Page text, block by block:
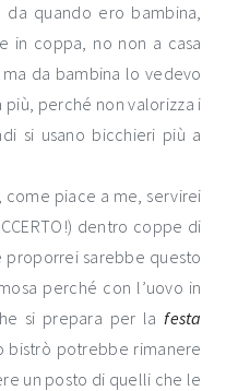
da quando ero bambina,
in coppa, no non a casa
da bambina lo vedevo
più, perché non valorizza i
si usano bicchieri più a
come piace a me, servirei
dentro coppe di
proporrei sarebbe questo
perché con l’uovo in
si prepara per lafesta
bistrò potrebbe rimanere
un posto di quelli che le